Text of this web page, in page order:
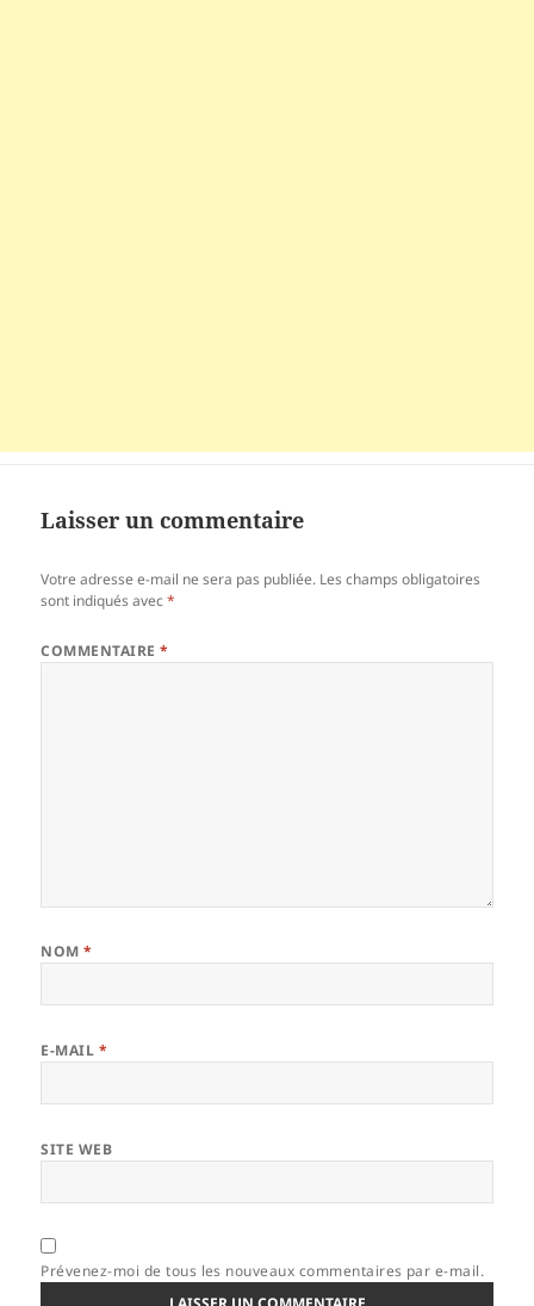
Laisser un commentaire
Votre adresse e-mail ne sera pas publiée. Les champs obligatoires
sont indiqués avec*
COMMENTAIRE*
NOM*
E-MAIL *
SITE WEB
Prévenez-moi de tous les nouveaux commentaires par e-mail.